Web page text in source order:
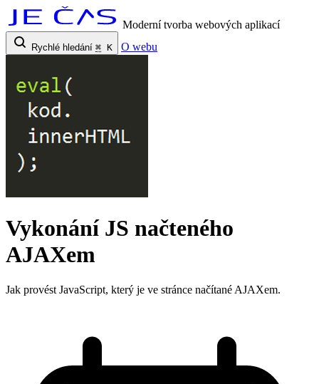
Moderní tvorba webových aplikací
Rychlé hledání ⌘ K O webu
Vykonání JS načteného
AJAXem
Jak provést JavaScript, který je ve stránce načítané AJAXem.